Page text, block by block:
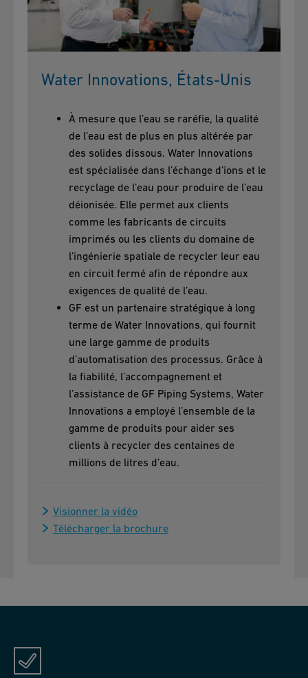
Water Innovations, États-Unis
À mesure que l’eau se raréfie, la qualité
de l’eau est de plus en plus altérée par
des solides dissous. Water Innovations
est spécialisée dans l’échange d’ions et le
recyclage de l’eau pour produire de l’eau
déionisée. Elle permet aux clients
comme les fabricants de circuits
imprimés ou les clients du domaine de
l’ingénierie spatiale de recycler leur eau
en circuit fermé afin de répondre aux
exigences de qualité de l’eau.
GF est un partenaire stratégique à long
terme de Water Innovations, qui fournit
une large gamme de produits
d’automatisation des processus. Grâce à
la fiabilité, l’accompagnement et
l’assistance de GF Piping Systems, Water
Innovations a employé l’ensemble de la
gamme de produits pour aider ses
clients à recycler des centaines de
millions de litres d’eau.
Visionner la vidéo
Télécharger la brochure